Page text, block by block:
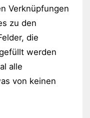
Verknüpfungen
zu den
die
werden
alle
von keinen